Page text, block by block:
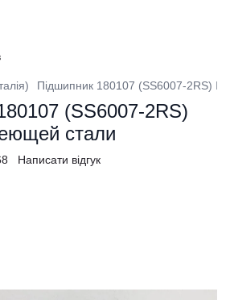
Підшипник 180107 (SS6007-2RS)
(SS6007-2RS)
стали
Написати відгук